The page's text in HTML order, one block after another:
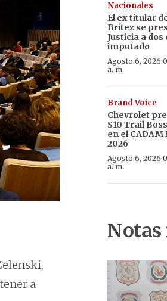
a
Nacionales
El ex titular
Brítez se
Justicia a dos
imputado
Agosto 6, 2026
a. m.
Brand Voice
Chevrolet
S10 Trail
en el
2026
Agosto 6, 2026
a. m.
Notas